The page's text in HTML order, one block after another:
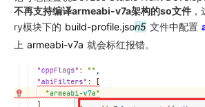
不再支持编译armeabi-v7a架构的so文件
ry模块下的 build-profile.json5 文件中配置
上 armeabi-v7a 就会标红报错。